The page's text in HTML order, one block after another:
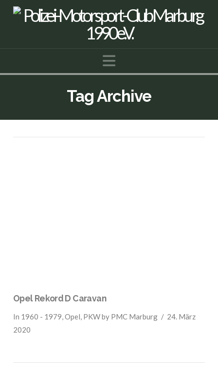
Navigation
Tag Archive
Opel Rekord D Caravan
In 1960 - 1979,Opel, PKWby PMC Marburg
24. März
2020